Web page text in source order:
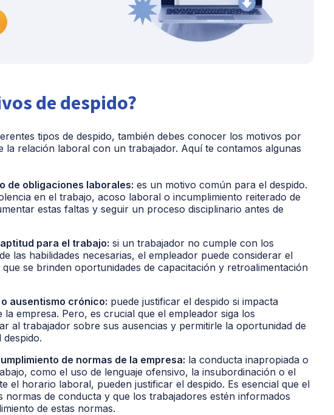
de despido?
tipos de despido, también debes conocer los motivos por
la relación laboral con un trabajador. Aquí te contamos algunas
de obligaciones laborales: es un motivo común para el despido.
en el trabajo, acoso laboral o incumplimiento reiterado de
estas faltas y seguir un proceso disciplinario antes de
para el trabajo: si un trabajador no cumple con los
las habilidades necesarias, el empleador puede considerar el
se brinden oportunidades de capacitación y retroalimentación
ausentismo crónico: puede justificar el despido si impacta
empresa. Pero, es crucial que el empleador siga los
al trabajador sobre sus ausencias y permitirle la oportunidad de
de normas de la empresa: la conducta inapropiada o
como el uso de lenguaje ofensivo, la insubordinación o el
el horario laboral, pueden justificar el despido. Es esencial que el
normas de conducta y que los trabajadores estén informados
de estas normas.